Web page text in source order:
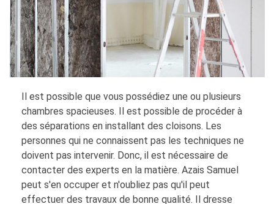
Il est possible que vous possédiez une ou plusieurs
chambres spacieuses. Il est possible de procéder à
des séparations en installant des cloisons. Les
personnes qui ne connaissent pas les techniques ne
doivent pas intervenir. Donc, il est nécessaire de
contacter des experts en la matière. Azais Samuel
peut s'en occuper et n'oubliez pas qu'il peut
effectuer des travaux de bonne qualité. Il dresse